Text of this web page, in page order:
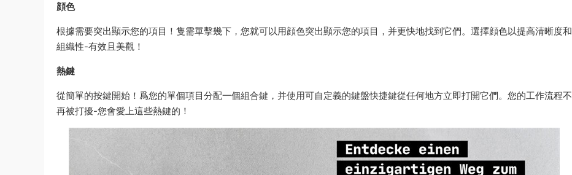
顔色
根據需要突出顯示您的項目！隻需單擊幾下，您就可以用顔色突出顯示您的項目，并更快地找到它們。選擇顔色以提高清晰度和
組織性-有效且美觀！
熱鍵
從簡單的按鍵開始！爲您的單個項目分配一個組合鍵，并使用可自定義的鍵盤快捷鍵從任何地方立即打開它們。您的工作流程不
再被打擾-您會愛上這些熱鍵的！